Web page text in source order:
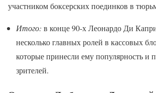
участником боксерских поединков в
Итого: в конце 90-х Леонардо Ди
несколько главных ролей в кассовых
которые принесли ему популярность и
зрителей.